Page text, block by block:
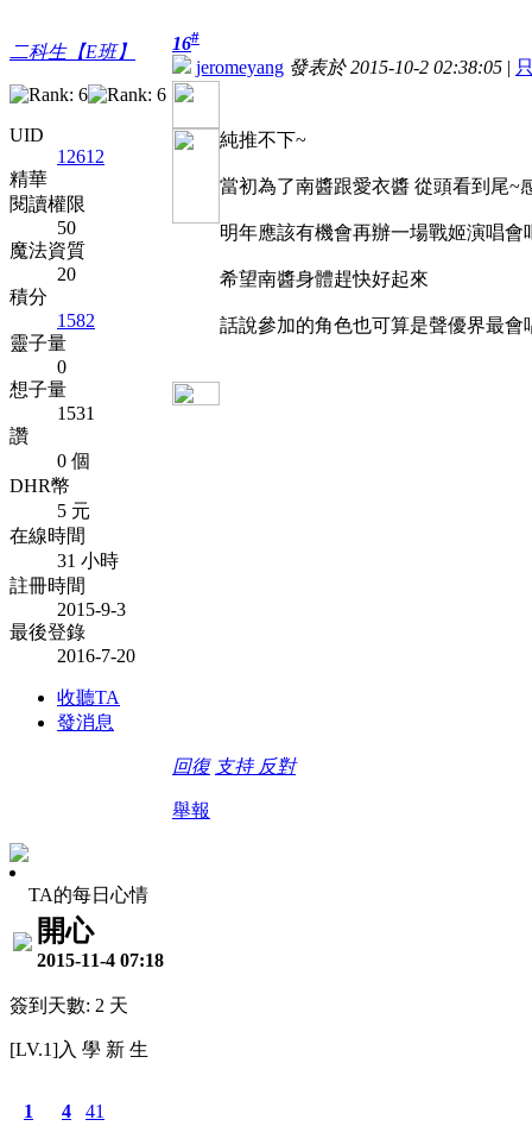
二科生【E班】
UID
12612
精華
閱讀權限
50
魔法資質
20
積分
1582
靈子量
0
想子量
1531
讚
0 個
DHR幣
5 元
在線時間
31 小時
註冊時間
2015-9-3
最後登錄
2016-7-20
收聽TA
發消息
16#
jeromeyang 發表於 2015-10-2 02:38:05 |
純推不下~
當初為了南醬跟愛衣醬 從頭看到尾~
明年應該有機會再辦一場戰姬演唱會
希望南醬身體趕快好起來
話說參加的角色也可算是聲優界最會
回復 支持 反對
舉報
TA的每日心情
開心
2015-11-4 07:18
簽到天數: 2 天
[LV.1]入 學 新 生
1 4 41